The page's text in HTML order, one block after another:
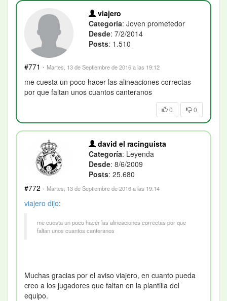
viajero
Categoría: Joven prometedor
Desde: 7/2/2014
Posts: 1.510
#771 · Martes, 13 de Septiembre de 2016 a las 19:12
me cuesta un poco hacer las alineaciones correctas
por que faltan unos cuantos canteranos
0 0
david el racinguista
Categoría: Leyenda
Desde: 8/6/2009
Posts: 25.680
#772 · Martes, 13 de Septiembre de 2016 a las 19:14
viajero dijo:
me cuesta un poco hacer las alineaciones correctas por que
faltan unos cuantos canteranos
Muchas gracias por el aviso viajero, en cuanto pueda
creo a los jugadores que faltan en la plantilla del
equipo.